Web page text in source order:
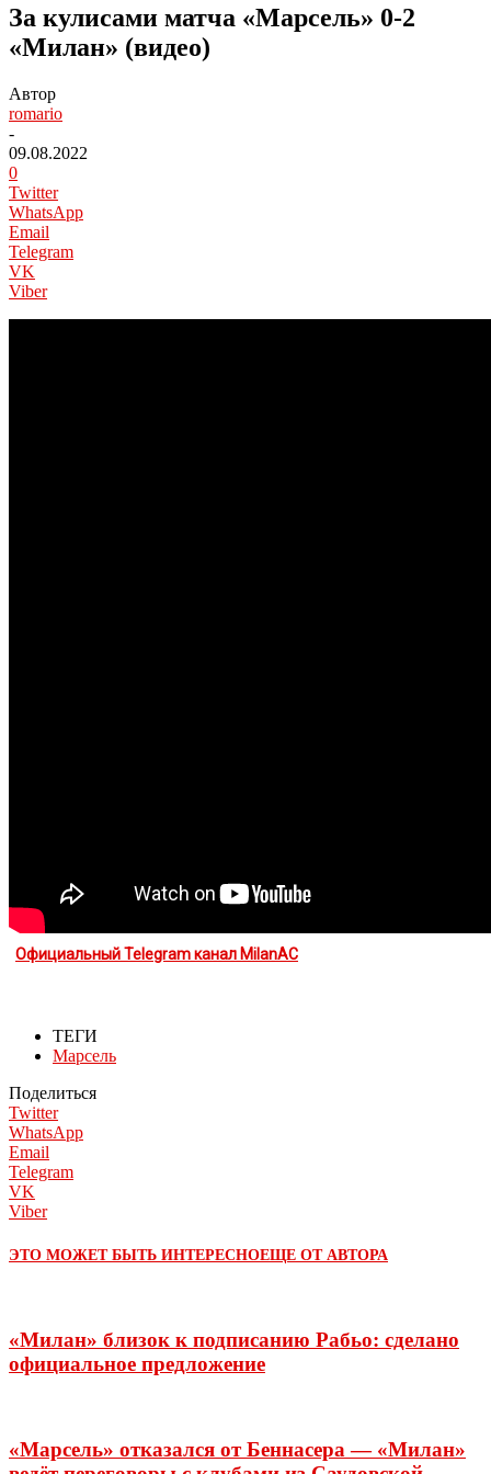
За кулисами матча «Марсель» 0-2
«Милан» (видео)
Автор
romario
-
09.08.2022
0
Twitter
WhatsApp
Email
Telegram
VK
Viber
Официальный Telegram канал MilanAC
ТЕГИ
Марсель
Поделиться
Twitter
WhatsApp
Email
Telegram
VK
Viber
ЭТО МОЖЕТ БЫТЬ ИНТЕРЕСНОЕЩЕ ОТ АВТОРА
«Милан» близок к подписанию Рабьо: сделано
официальное предложение
«Марсель» отказался от Беннасера — «Милан»